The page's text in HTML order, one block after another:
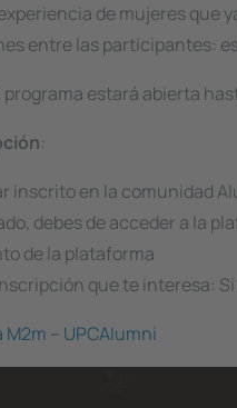
de mujeres que
entre las participantes:
estará abierta
:
inscrito en la comunidad
debes de acceder a la
de la plataforma
que te interesa:
M2m – UPCAlumni